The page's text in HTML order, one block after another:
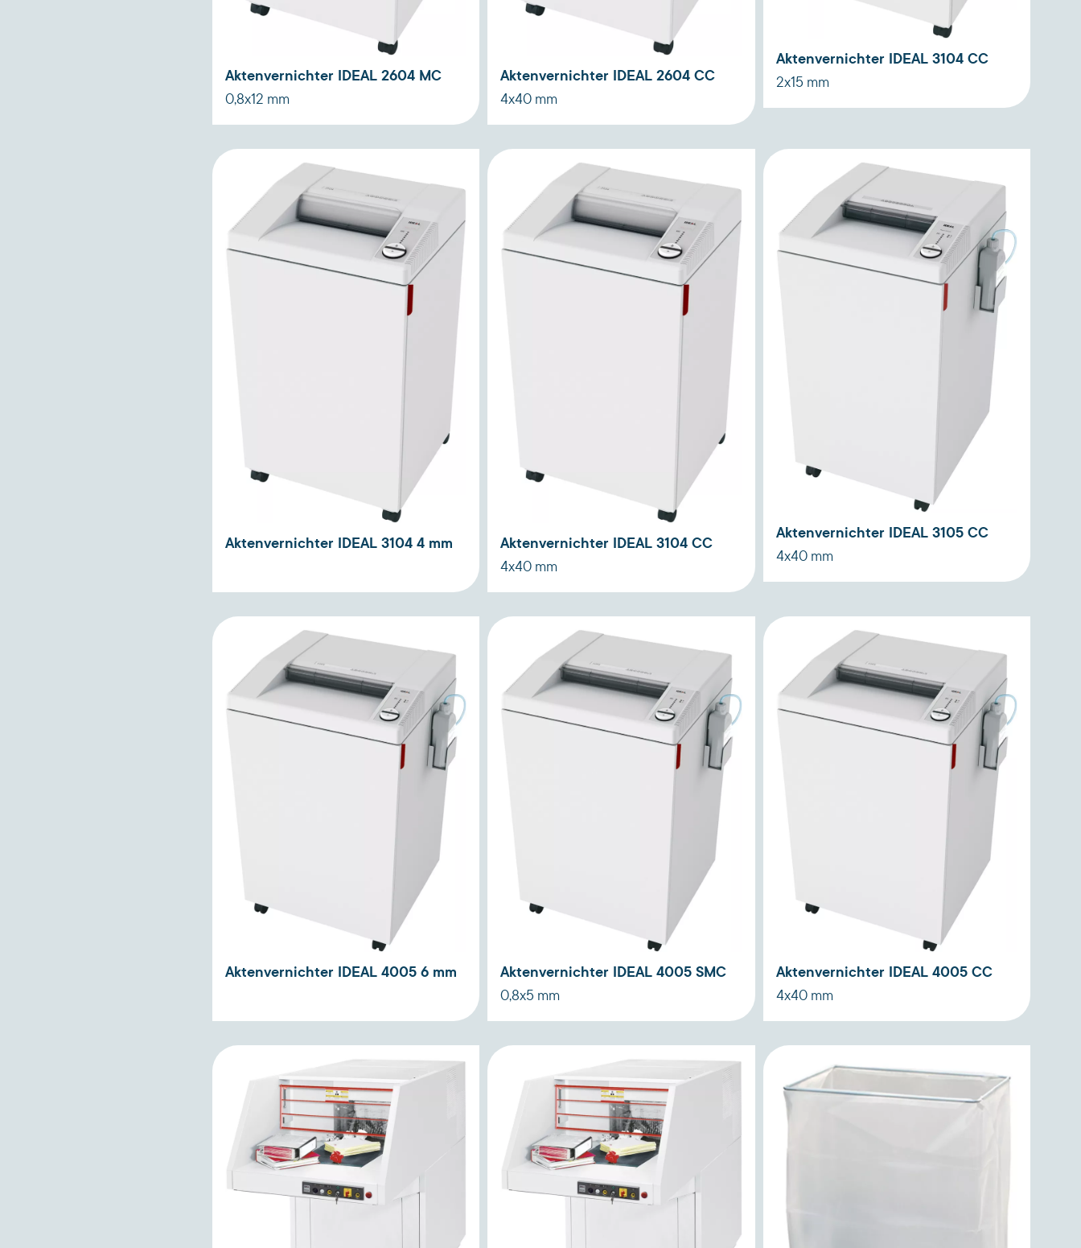
Aktenvernichter IDEAL 2604 MC
0,8x12 mm
Aktenvernichter IDEAL 2604 CC
4x40 mm
Aktenvernichter IDEAL 3104 CC
2x15 mm
Aktenvernichter IDEAL 3104 4 mm Aktenvernichter IDEAL 3104 CC
4x40 mm
Aktenvernichter IDEAL 3105 CC
4x40 mm
Aktenvernichter IDEAL 4005 6 mm Aktenvernichter IDEAL 4005 SMC
0,8x5 mm
Aktenvernichter IDEAL 4005 CC
4x40 mm